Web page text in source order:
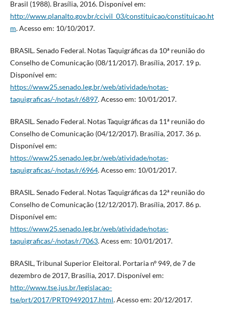
Brasil (1988). Brasília, 2016. Disponível em:
http://www.planalto.gov.br/ccivil_03/constituicao/constituicao.ht
m. Acesso em: 10/10/2017.
BRASIL. Senado Federal. Notas Taquigráficas da 10ª reunião do
Conselho de Comunicação (08/11/2017). Brasília, 2017. 19 p.
Disponível em:
https://www25.senado.leg.br/web/atividade/notas-
taquigraficas/-/notas/r/6897. Acesso em: 10/01/2017.
BRASIL. Senado Federal. Notas Taquigráficas da 11ª reunião do
Conselho de Comunicação (04/12/2017). Brasília, 2017. 36 p.
Disponível em:
https://www25.senado.leg.br/web/atividade/notas-
taquigraficas/-/notas/r/6964. Acesso em: 10/01/2017.
BRASIL. Senado Federal. Notas Taquigráficas da 12ª reunião do
Conselho de Comunicação (12/12/2017). Brasília, 2017. 86 p.
Disponível em:
https://www25.senado.leg.br/web/atividade/notas-
taquigraficas/-/notas/r/7063. Acess em: 10/01/2017.
BRASIL, Tribunal Superior Eleitoral. Portaria nº 949, de 7 de
dezembro de 2017, Brasília, 2017. Disponível em:
http://www.tse.jus.br/legislacao-
tse/prt/2017/PRT09492017.html. Acesso em: 20/12/2017.